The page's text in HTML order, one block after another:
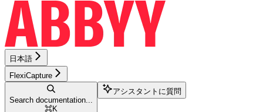
日本語
FlexiCapture
Search documentation...
⌘K
アシスタントに質問